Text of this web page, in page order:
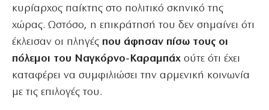
κυρίαρχος παίκτης στο πολιτικό σκηνικό της
χώρας. Ωστόσο, η επικράτησή του δεν σημαίνει ότι
έκλεισαν οι πληγές που άφησαν πίσω τους οι
πόλεμοι του Ναγκόρνο-Καραμπάχ ούτε ότι έχει
καταφέρει να συμφιλιώσει την αρμενική κοινωνία
με τις επιλογές του.